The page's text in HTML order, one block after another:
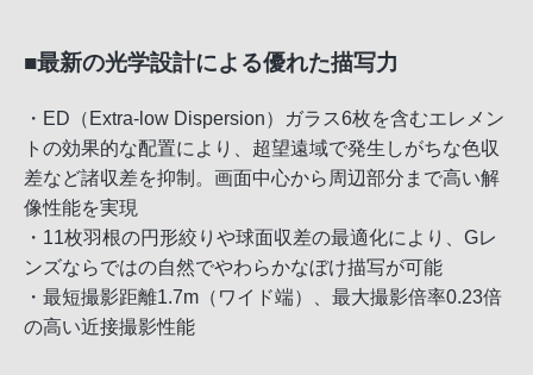
■最新の光学設計による優れた描写力
・ED（Extra-low Dispersion）ガラス6枚を含むエレメン
トの効果的な配置により、超望遠域で発生しがちな色収
差など諸収差を抑制。画面中心から周辺部分まで高い解
像性能を実現
・11枚羽根の円形絞りや球面収差の最適化により、Gレ
ンズならではの自然でやわらかなぼけ描写が可能
・最短撮影距離1.7m（ワイド端）、最大撮影倍率0.23倍
の高い近接撮影性能